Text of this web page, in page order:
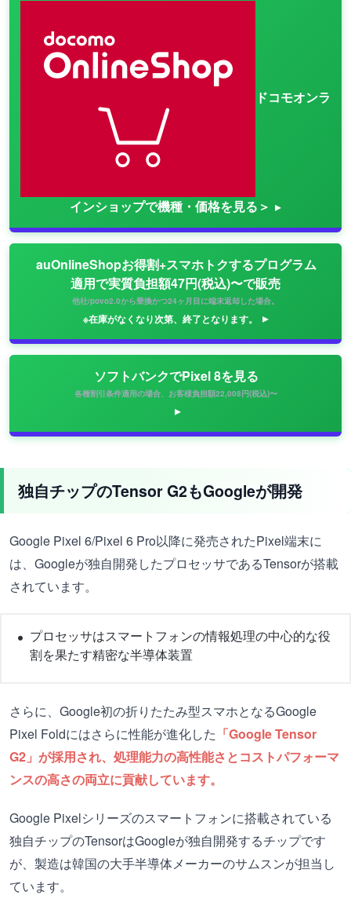
ドコモオンラ
インショップで機種・価格を見る＞
auOnlineShopお得割+スマホトクするプログラム
適用で実質負担額47円(税込)〜で販売
他社/povo2.0から乗換かつ24ヶ月目に端末返却した場合。
※在庫がなくなり次第、終了となります。
ソフトバンクでPixel 8を見る
各種割引条件適用の場合、お客様負担額22,008円(税込)〜
独自チップのTensor G2もGoogleが開発
Google Pixel 6/Pixel 6 Pro以降に発売されたPixel端末に
は、Googleが独自開発したプロセッサであるTensorが搭載
されています。
プロセッサはスマートフォンの情報処理の中心的な役
割を果たす精密な半導体装置
さらに、Google初の折りたたみ型スマホとなるGoogle
Pixel Foldにはさらに性能が進化した 「Google Tensor
G2」が採用され、処理能力の高性能さとコストパフォーマ
ンスの高さの両立に貢献しています。
Google Pixelシリーズのスマートフォンに搭載されている
独自チップのTensorはGoogleが独自開発するチップです
が、製造は韓国の大手半導体メーカーのサムスンが担当し
ています。